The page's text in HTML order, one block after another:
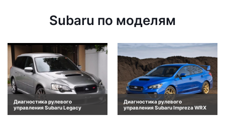
Subaru по моделям
Диагностика рулевого
управления Subaru Legacy
Диагностика рулевого
управления Subaru Impreza WRX